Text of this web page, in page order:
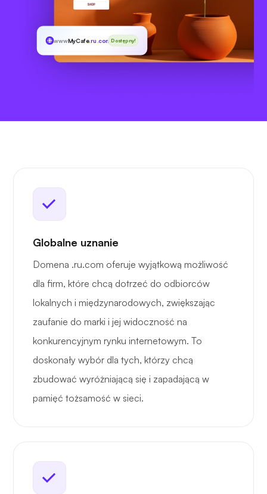
wwwMyCafe.ru.com Dostępny!
Globalne uznanie
Domena .ru.com oferuje wyjątkową możliwość
dla firm, które chcą dotrzeć do odbiorców
lokalnych i międzynarodowych, zwiększając
zaufanie do marki i jej widoczność na
konkurencyjnym rynku internetowym. To
doskonały wybór dla tych, którzy chcą
zbudować wyróżniającą się i zapadającą w
pamięć tożsamość w sieci.